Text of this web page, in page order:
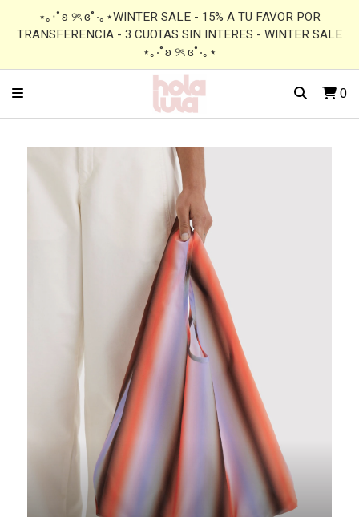
⋆｡‧˚ʚ ୨ৎ ɞ˚‧｡⋆WINTER SALE - 15% A TU FAVOR POR
TRANSFERENCIA - 3 CUOTAS SIN INTERES - WINTER SALE
⋆｡‧˚ʚ ୨ৎ ɞ˚‧｡⋆
0